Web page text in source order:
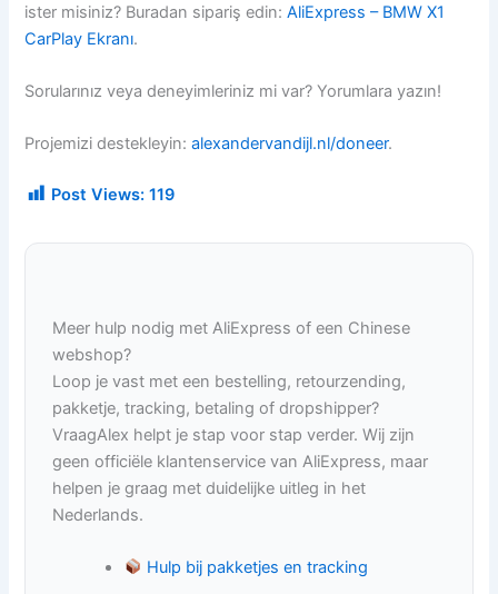
ister misiniz? Buradan sipariş edin:AliExpress – BMW X1
CarPlay Ekranı.
Sorularınız veya deneyimleriniz mi var? Yorumlara yazın!
Projemizi destekleyin:alexandervandijl.nl/doneer.
Post Views: 119
Meer hulp nodig met AliExpress of een Chinese
webshop?
Loop je vast met een bestelling, retourzending,
pakketje, tracking, betaling of dropshipper?
VraagAlex helpt je stap voor stap verder. Wij zijn
geen officiële klantenservice van AliExpress, maar
helpen je graag met duidelijke uitleg in het
Nederlands.
Hulp bij pakketjes en tracking